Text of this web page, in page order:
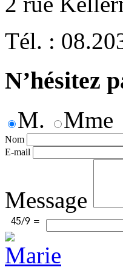
Tél. :
N’hésitez
M. Mme
Nom
E-mail
Message